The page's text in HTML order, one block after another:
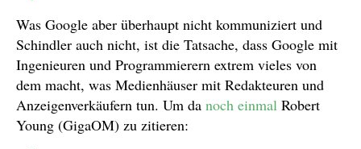
Was Google aber überhaupt nicht kommuniziert und
Schindler auch nicht, ist die Tatsache, dass Google mit
Ingenieuren und Programmierern extrem vieles von
dem macht, was Medienhäuser mit Redakteuren und
Anzeigenverkäufern tun. Um da noch einmal Robert
Young (GigaOM) zu zitieren: